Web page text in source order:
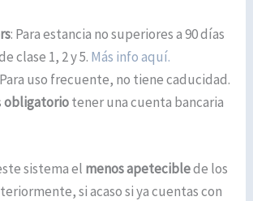
: Para estancia no superiores a 90 días
clase 1, 2 y 5. Más info aquí.
uso frecuente, no tiene caducidad.
obligatoriotener una cuenta bancaria
sistema el menos apeteciblede los
si acaso si ya cuentas con